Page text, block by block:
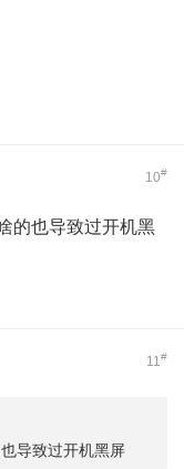
10#
的也导致过开机黑
11 #
导致过开机黑屏